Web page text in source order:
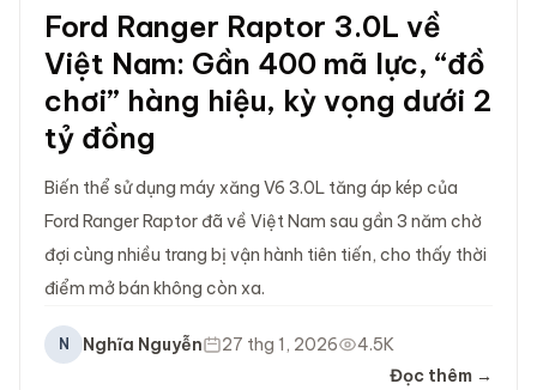
Ford Ranger Raptor 3.0L về
Việt Nam: Gần 400 mã lực, “đồ
chơi” hàng hiệu, kỳ vọng dưới 2
tỷ đồng
Biến thể sử dụng máy xăng V6 3.0L tăng áp kép của
Ford Ranger Raptor đã về Việt Nam sau gần 3 năm chờ
đợi cùng nhiều trang bị vận hành tiên tiến, cho thấy thời
điểm mở bán không còn xa.
N Nghĩa Nguyễn 27 thg 1, 2026
4.5K
Đọc thêm →